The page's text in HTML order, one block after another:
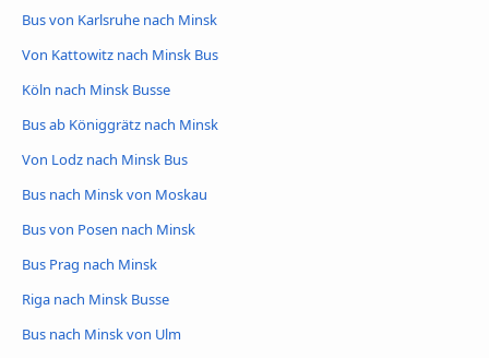
Bus von Karlsruhe nach Minsk
Von Kattowitz nach Minsk Bus
Köln nach Minsk Busse
Bus ab Königgrätz nach Minsk
Von Lodz nach Minsk Bus
Bus nach Minsk von Moskau
Bus von Posen nach Minsk
Bus Prag nach Minsk
Riga nach Minsk Busse
Bus nach Minsk von Ulm